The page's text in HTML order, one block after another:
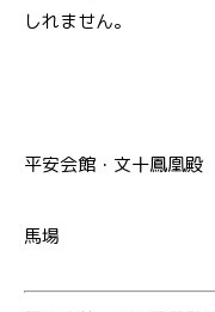
しれません。
平安会館・文十鳳凰殿
馬場